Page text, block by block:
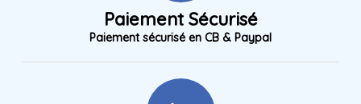
Paiement Sécurisé
Paiement sécurisé en CB & Paypal